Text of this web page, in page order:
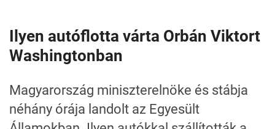
Ilyen autóflotta várta Orbán Viktort
Washingtonban
Magyarország miniszterelnöke és stábja
néhány órája landolt az Egyesült